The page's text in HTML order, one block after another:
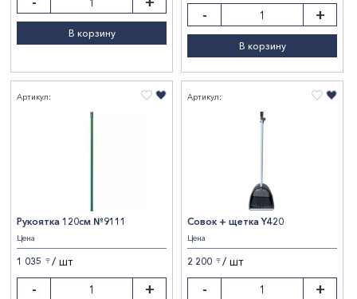
В корзину
- +
В корзину
Артикул:
Рукоятка 120см №9111
Цена
1 035 〒 / шт
- +
Артикул:
Совок + щетка Y420
Цена
2 200 〒 / шт
- +